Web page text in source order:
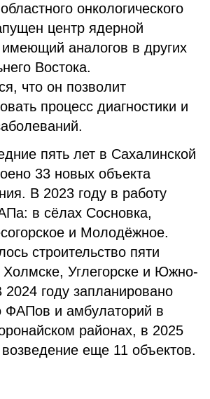
онкологического
центр ядерной
аналогов в других
Востока.
что он позволит
процесс диагностики и
пять лет в Сахалинской
33 новых объекта
В 2023 году в работу
в сёлах Сосновка,
и Молодёжное.
строительство пяти
Холмске, Углегорске и Южно-
году запланировано
ФАПов и амбулаторий в
районах, в 2025
возведение еще 11 объектов.